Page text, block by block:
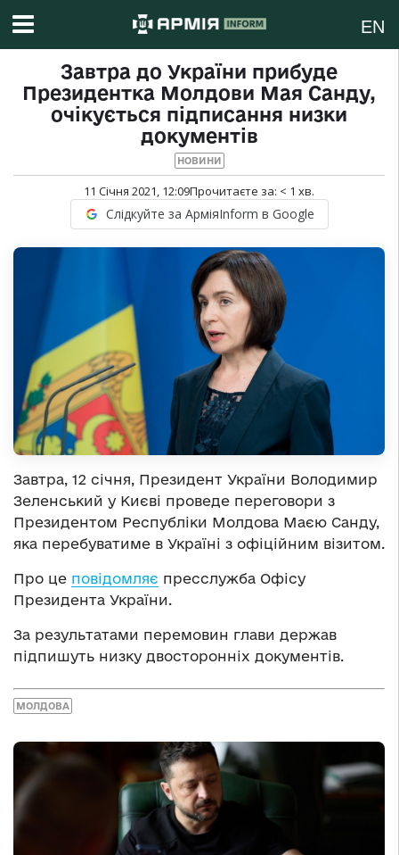
EN
Завтра до України прибуде
Президентка Молдови Мая Санду,
очікується підписання низки
документів
НОВИНИ
11 Січня 2021, 12:09Прочитаєте за: < 1 хв.
Слідкуйте за АрміяInform в Google
Завтра, 12 січня, Президент України Володимир
Зеленський у Києві проведе переговори з
Президентом Республіки Молдова Маєю Санду,
яка перебуватиме в Україні з офіційним візитом.
Про це повідомляє пресслужба Офісу
Президента України.
За результатами перемовин глави держав
підпишуть низку двосторонніх документів.
МОЛДОВА